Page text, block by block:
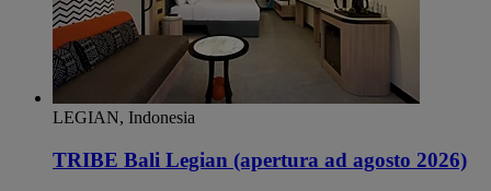
LEGIAN, Indonesia
TRIBE Bali Legian (apertura ad agosto 2026)